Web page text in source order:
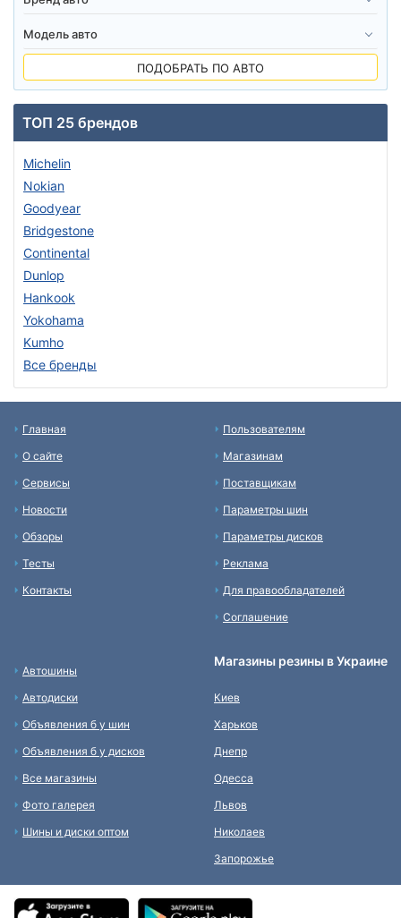
ПОДОБРАТЬ ПО АВТО
ТОП 25 брендов
Michelin
Nokian
Goodyear
Bridgestone
Continental
Dunlop
Hankook
Yokohama
Kumho
Все бренды
Главная
О сайте
Сервисы
Новости
Обзоры
Тесты
Контакты
Пользователям
Магазинам
Поставщикам
Параметры шин
Параметры дисков
Реклама
Для правообладателей
Соглашение
Автошины
Автодиски
Объявления б у шин
Объявления б у дисков
Все магазины
Фото галерея
Шины и диски оптом
Магазины резины в Украине
Киев
Харьков
Днепр
Одесса
Львов
Николаев
Запорожье